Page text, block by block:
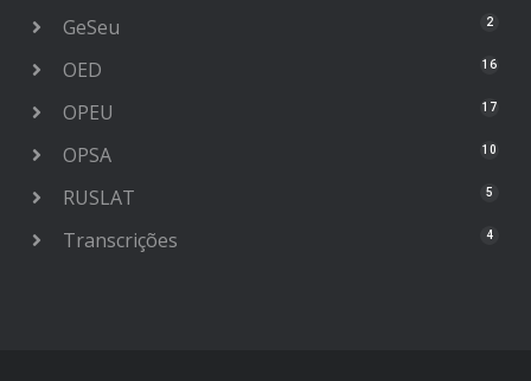
GeSeu 2
OED 16
OPEU 17
OPSA 10
RUSLAT 5
Transcrições 4